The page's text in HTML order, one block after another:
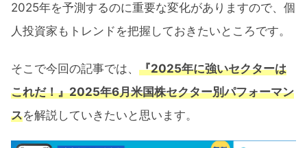
2025年を予測するのに重要な変化がありますので、個
人投資家もトレンドを把握しておきたいところです。
そこで今回の記事では、 『2025年に強いセクターは
これだ！』2025年6月米国株セクター別パフォーマン
スを解説していきたいと思います。